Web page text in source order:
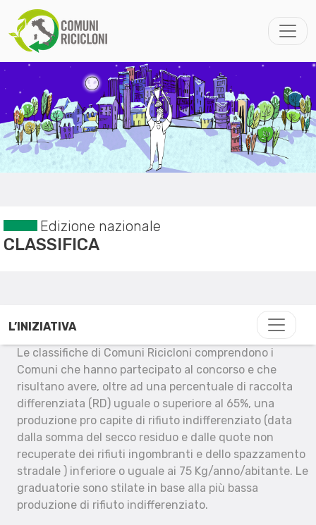
Edizione nazionale
CLASSIFICA
L’INIZIATIVA
Le classifiche di Comuni Ricicloni comprendono i
Comuni che hanno partecipato al concorso e che
risultano avere, oltre ad una percentuale di raccolta
differenziata (RD) uguale o superiore al 65%, una
produzione pro capite di rifiuto indifferenziato (data
dalla somma del secco residuo e dalle quote non
recuperate dei rifiuti ingombranti e dello spazzamento
stradale ) inferiore o uguale ai 75 Kg/anno/abitante. Le
graduatorie sono stilate in base alla più bassa
produzione di rifiuto indifferenziato.